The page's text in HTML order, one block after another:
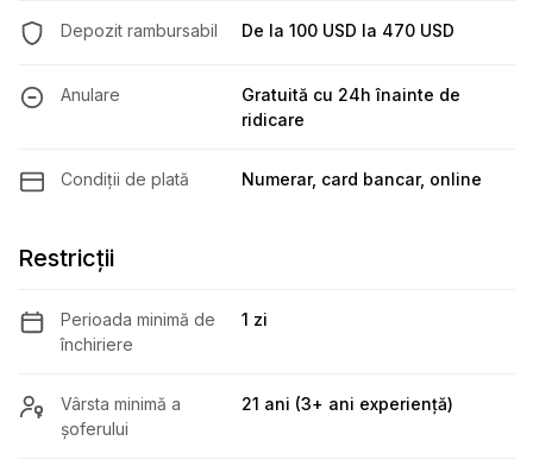
Depozit rambursabil De la100 USD la 470 USD
Anulare
Gratuită cu 24h înainte de
ridicare
Condiții de plată Numerar, card bancar, online
Restricții
Perioada minimă de
închiriere
1 zi
Vârsta minimă a
șoferului
21 ani (3+ ani experiență)